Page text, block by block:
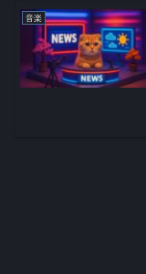
音楽